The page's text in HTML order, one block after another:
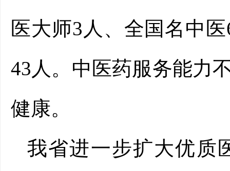
医大师3人、全国名中
43人。中医药服务能力
健康。
我省进一步扩大优质